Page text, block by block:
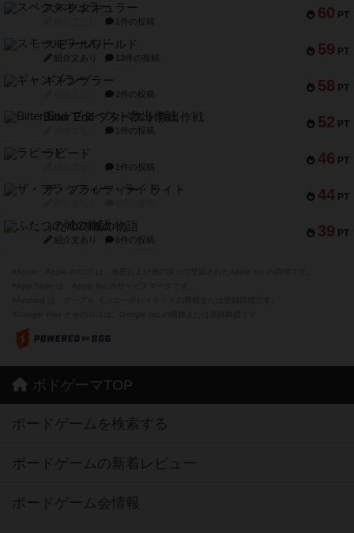
60 PT
スペクタキュラー
1件の投稿
59 PT
スモールワールド
紹介文あり 13件の投稿
58 PT
ギャンブラー
2件の投稿
52 PT
Bitter End ブタペスト救出作戦
1件の投稿
46 PT
ラピード
1件の投稿
44 PT
ザ・フラッフィー・ライト
39 PT
ふたつの城の物語
紹介文あり 6件の投稿
ボドゲーマTOP
ボードゲームを検索する
ボードゲームの新着レビュー
ボードゲーム会情報